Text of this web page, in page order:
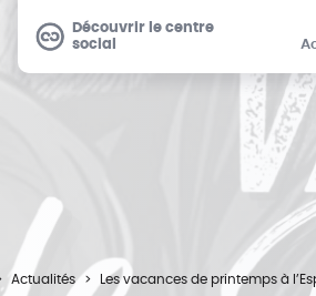
Découvrir le centre
social
Actualités Les vacances de printemps à